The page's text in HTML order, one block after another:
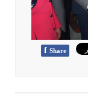
f Share